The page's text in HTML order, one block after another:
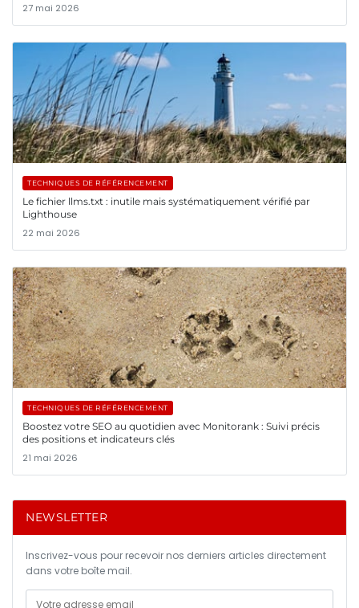
27 mai 2026
TECHNIQUES DE RÉFÉRENCEMENT
Le fichier llms.txt : inutile mais systématiquement vérifié par
Lighthouse
22 mai 2026
TECHNIQUES DE RÉFÉRENCEMENT
Boostez votre SEO au quotidien avec Monitorank : Suivi précis
des positions et indicateurs clés
21 mai 2026
NEWSLETTER
Inscrivez-vous pour recevoir nos derniers articles directement
dans votre boîte mail.